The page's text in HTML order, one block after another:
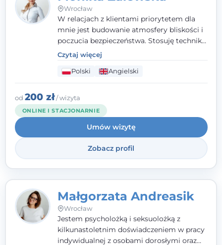
Wrocław
W relacjach z klientami priorytetem dla
mnie jest budowanie atmosfery bliskości i
poczucia bezpieczeństwa. Stosuję techniki
poznawczo-behawioralne oraz metody,
które koncentrują się na rozwiązaniach
(TSR). Te polegają na osiąganiu
zamierzonych celów (doprowadzeniu do
rozwiązania trudnych sytuacji) poprzez
identyfikowanie i wzmacnianie zasobów
oraz mocnych stron klienta. W swojej
pracy korzystam także z metod dialogu
motywacyjnego itreningu uważności.
Czytaj więcej
Polski Angielski
od 200 zł/ wizyta
ONLINE I STACJONARNIE
Umów wizytę
Zobacz profil
Małgorzata Andreasik
Wrocław
Jestem psycholożką i seksuolożką z
kilkunastoletnim doświadczeniem w pracy
indywidualnej z osobami dorosłymi oraz